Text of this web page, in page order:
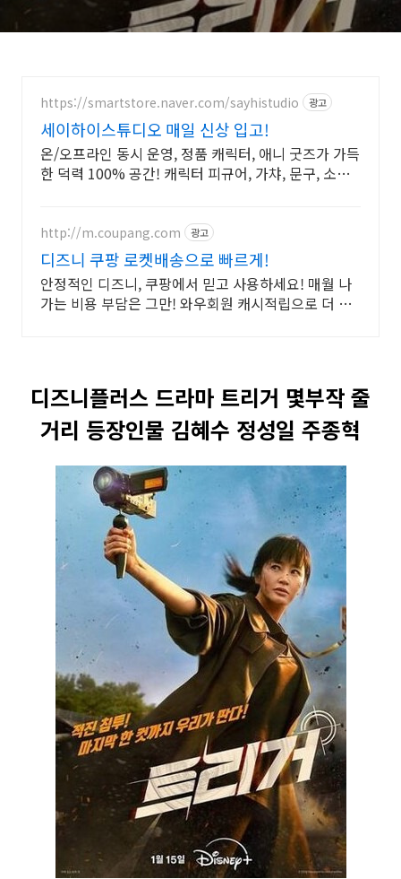
https://smartstore.naver.com/sayhistudio 광고
세이하이스튜디오 매일 신상 입고!
온/오프라인 동시 운영, 정품 캐릭터, 애니 굿즈가 가득
한 덕력 100% 공간! 캐릭터 피규어, 가챠, 문구, 소품,
http://m.coupang.com 광고
디즈니 쿠팡 로켓배송으로 빠르게!
안정적인 디즈니, 쿠팡에서 믿고 사용하세요! 매월 나
가는 비용 부담은 그만! 와우회원 캐시적립으로 더 알
디즈니플러스 드라마 트리거 몇부작 줄
거리 등장인물 김혜수 정성일 주종혁